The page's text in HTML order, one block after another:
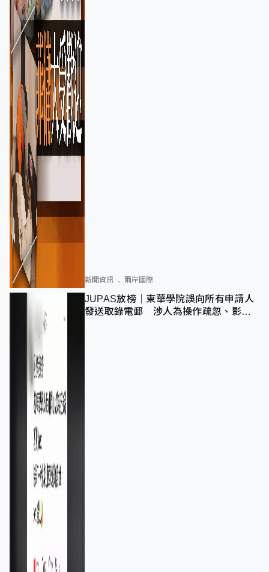
新聞資訊 兩岸國際
JUPAS放榜｜東華學院誤向所有申請人
發送取錄電郵 涉人為操作疏忽、影響